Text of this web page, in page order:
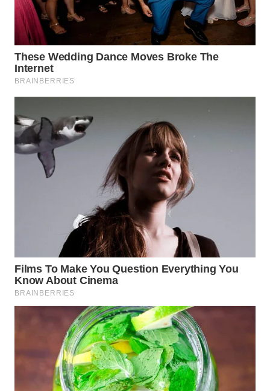
WN
BOROBUDUR
WN
MADURA
WN
SURABAYA
WN
NATUNA
MANDALIKA
WN
LIKUPANG
LABUANBAJO
WN